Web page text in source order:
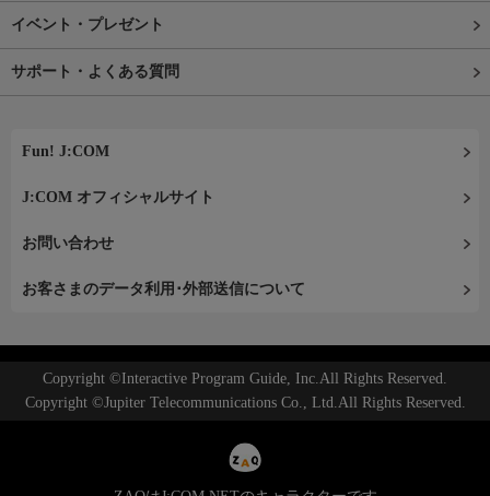
イベント・プレゼント
サポート・よくある質問
Fun! J:COM
J:COM オフィシャルサイト
お問い合わせ
お客さまのデータ利用･外部送信について
Copyright ©Interactive Program Guide, Inc.All Rights Reserved.
Copyright ©Jupiter Telecommunications Co., Ltd.All Rights Reserved.